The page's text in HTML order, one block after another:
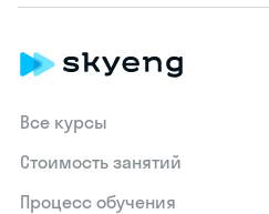
Все курсы
Стоимость занятий
Процесс обучения